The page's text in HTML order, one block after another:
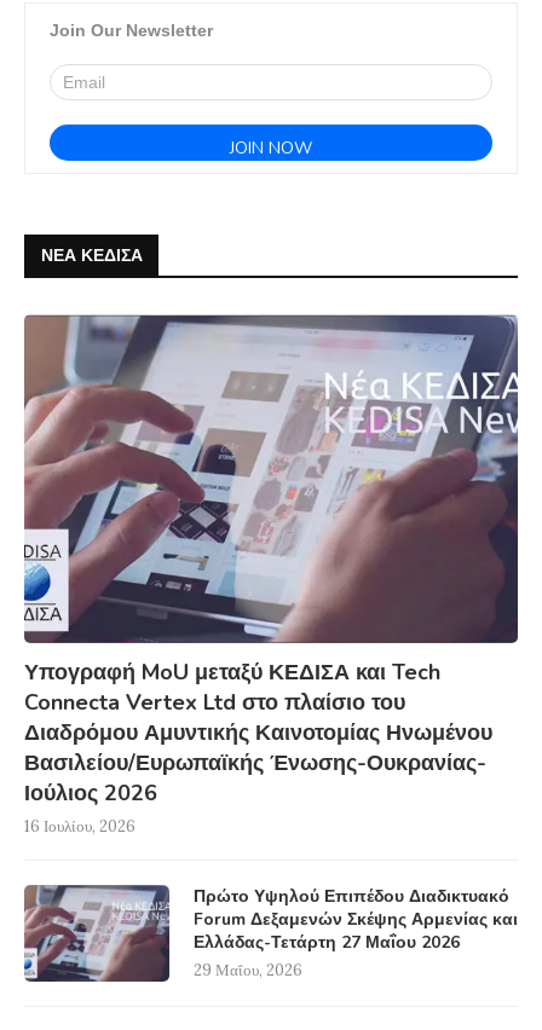
Join Our Newsletter
ΝΕΑ ΚΕΔΙΣΑ
Υπογραφή MoU μεταξύ ΚΕΔΙΣΑ και Tech
Connecta Vertex Ltd στο πλαίσιο του
Διαδρόμου Αμυντικής Καινοτομίας Ηνωμένου
Βασιλείου/Ευρωπαϊκής Ένωσης-Ουκρανίας-
Ιούλιος 2026
16 Ιουλίου, 2026
Πρώτο Υψηλού Επιπέδου Διαδικτυακό
Forum Δεξαμενών Σκέψης Αρμενίας και
Ελλάδας-Τετάρτη 27 Μαΐου 2026
29 Μαΐου, 2026